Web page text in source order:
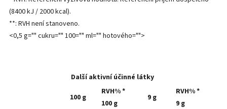
(8400 kJ / 2000 kcal).
**: RVH není stanoveno.
<0,5 g="" cukru="" 100="" ml="" hotového="">
Další aktivní účinné látky
100 g
RVH% *
100 g
9 g
RVH% *
9 g